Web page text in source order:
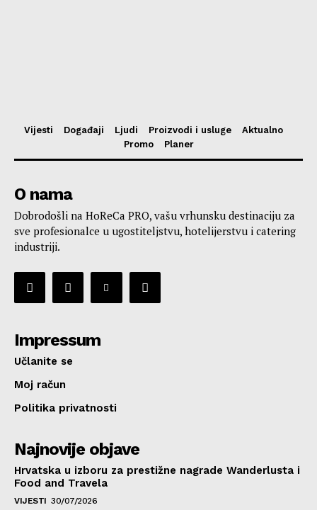
Vijesti Događaji Ljudi Proizvodi i usluge
Aktualno
Promo
Planer
O nama
Dobrodošli na HoReCa PRO, vašu vrhunsku destinaciju za
sve profesionalce u ugostiteljstvu, hotelijerstvu i catering
industriji.
Impressum
Učlanite se
Moj račun
Politika privatnosti
Najnovije objave
Hrvatska u izboru za prestižne nagrade Wanderlusta i
Food and Travela
VIJESTI 30/07/2026